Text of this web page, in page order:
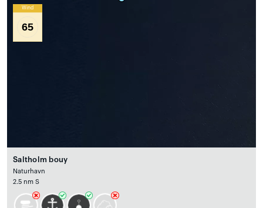
Wind
65
Saltholm bouy
Naturhavn
2.5 nm S